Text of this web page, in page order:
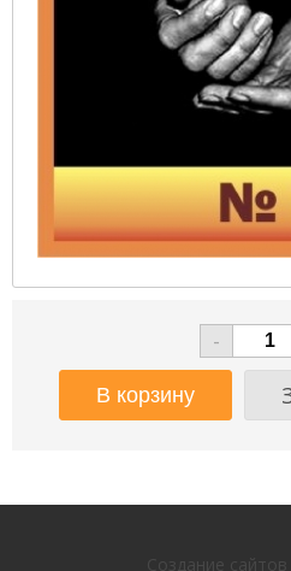
-
Создание сайтов